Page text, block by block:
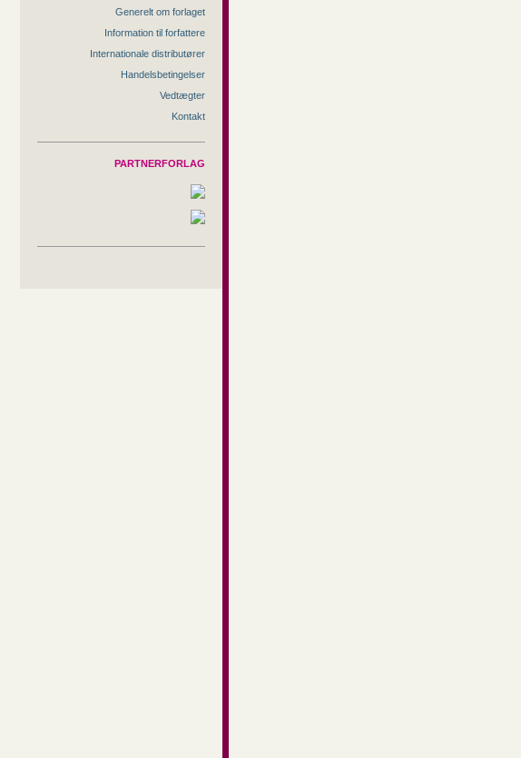
Generelt om forlaget
Information til forfattere
Internationale distributører
Handelsbetingelser
Vedtægter
Kontakt
PARTNERFORLAG